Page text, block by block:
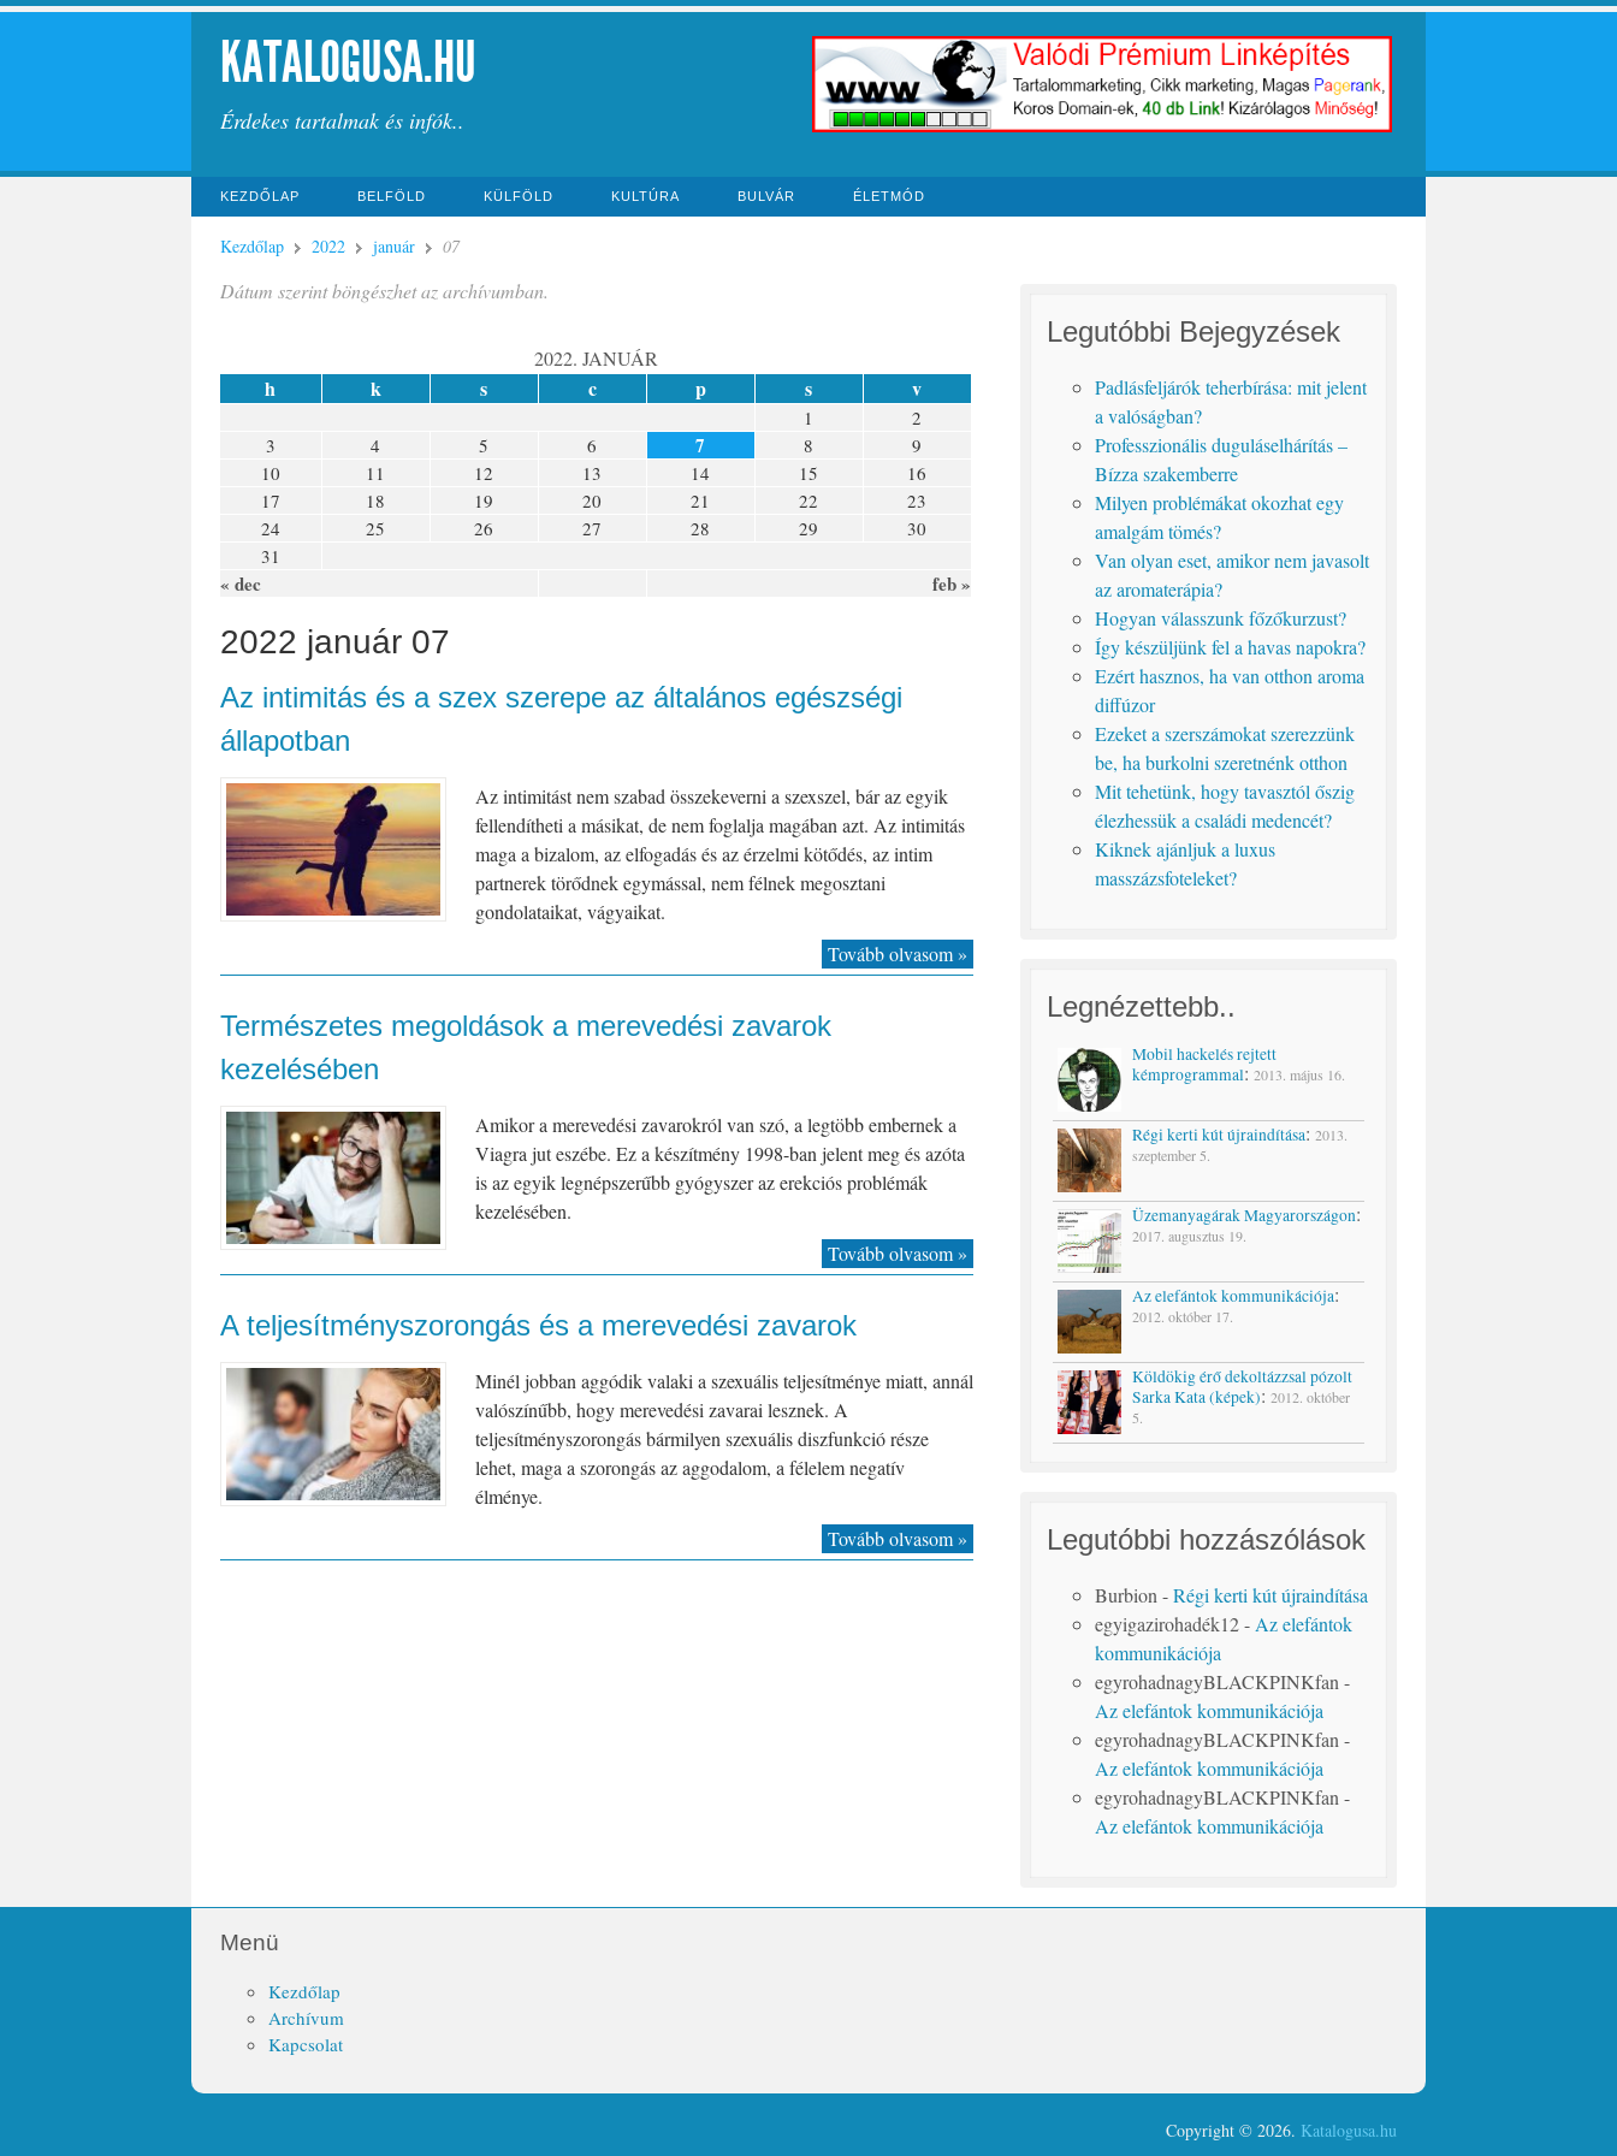
KATALOGUSA.HU
Érdekes tartalmak és infók..
KEZDŐLAP BELFÖLD KÜLFÖLD KULTÚRA BULVÁR ÉLETMÓD
Kezdőlap 2022 január 07
Dátum szerint böngészhet az archívumban.
2022. JANUÁR
h k s c p s v
« dec feb »
1
2
3
4 5 6 7 8
9
10
11 12 13 14 15
16
17
18 19 20 21 22
23
24
25 26 27 28 29
30
31
2022 január 07
Az intimitás és a szex szerepe az általános egészségi
állapotban
Az intimitást nem szabad összekeverni a szexszel, bár az egyik
fellendítheti a másikat, de nem foglalja magában azt. Az intimitás
maga a bizalom, az elfogadás és az érzelmi kötődés, az intim
partnerek törődnek egymással, nem félnek megosztani
gondolataikat, vágyaikat.
Tovább olvasom »
Természetes megoldások a merevedési zavarok
kezelésében
Amikor a merevedési zavarokról van szó, a legtöbb embernek a
Viagra jut eszébe. Ez a készítmény 1998-ban jelent meg és azóta
is az egyik legnépszerűbb gyógyszer az erekciós problémák
kezelésében.
Tovább olvasom »
A teljesítményszorongás és a merevedési zavarok
Minél jobban aggódik valaki a szexuális teljesítménye miatt, annál
valószínűbb, hogy merevedési zavarai lesznek. A
teljesítményszorongás bármilyen szexuális diszfunkció része
lehet, maga a szorongás az aggodalom, a félelem negatív
élménye.
Tovább olvasom »
Legutóbbi Bejegyzések
Padlásfeljárók teherbírása: mit jelent
a valóságban?
Professzionális duguláselhárítás –
Bízza szakemberre
Milyen problémákat okozhat egy
amalgám tömés?
Van olyan eset, amikor nem javasolt
az aromaterápia?
Hogyan válasszunk főzőkurzust?
Így készüljünk fel a havas napokra?
Ezért hasznos, ha van otthon aroma
diffúzor
Ezeket a szerszámokat szerezzünk
be, ha burkolni szeretnénk otthon
Mit tehetünk, hogy tavasztól őszig
élezhessük a családi medencét?
Kiknek ajánljuk a luxus
masszázsfoteleket?
Legnézettebb..
Mobil hackelés rejtett
kémprogrammal:2013. május 16.
Régi kerti kút újraindítása:2013.
szeptember 5.
Üzemanyagárak Magyarországon:
2017. augusztus 19.
Az elefántok kommunikációja:
2012. október 17.
Köldökig érő dekoltázzsal pózolt
Sarka Kata (képek):2012. október
5.
Legutóbbi hozzászólások
Burbion-Régi kerti kút újraindítása
egyigazirohadék12-Az elefántok
kommunikációja
egyrohadnagyBLACKPINKfan-
Az elefántok kommunikációja
egyrohadnagyBLACKPINKfan-
Az elefántok kommunikációja
egyrohadnagyBLACKPINKfan-
Az elefántok kommunikációja
Menü
Kezdőlap
Archívum
Kapcsolat
Copyright © 2026. Katalogusa.hu